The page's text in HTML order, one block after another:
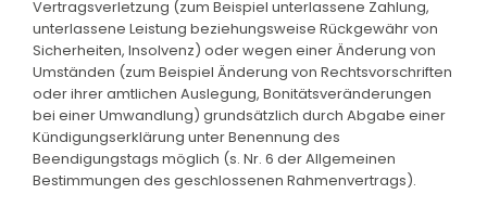
Vertragsverletzung (zum Beispiel unterlassene Zahlung,
unterlassene Leistung beziehungsweise Rückgewähr von
Sicherheiten, Insolvenz) oder wegen einer Änderung von
Umständen (zum Beispiel Änderung von Rechtsvorschriften
oder ihrer amtlichen Auslegung, Bonitätsveränderungen
bei einer Umwandlung) grundsätzlich durch Abgabe einer
Kündigungserklärung unter Benennung des
Beendigungstags möglich (s. Nr. 6 der Allgemeinen
Bestimmungen des geschlossenen Rahmenvertrags).